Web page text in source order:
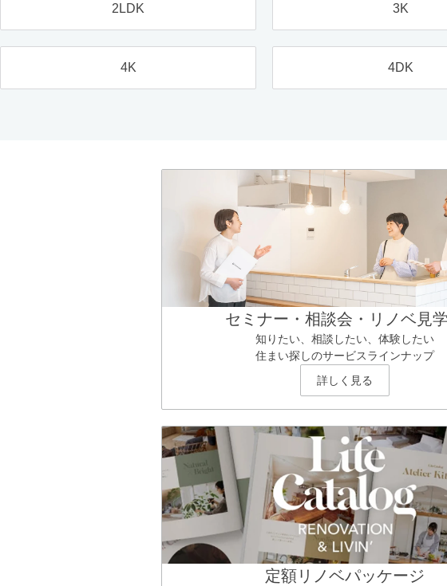
2LDK 3K
4K 4DK
セミナー・相談会・リノベ見
知りたい、相談したい、体験したい
住まい探しのサービスラインナップ
詳しく見る
定額リノベパッケージ